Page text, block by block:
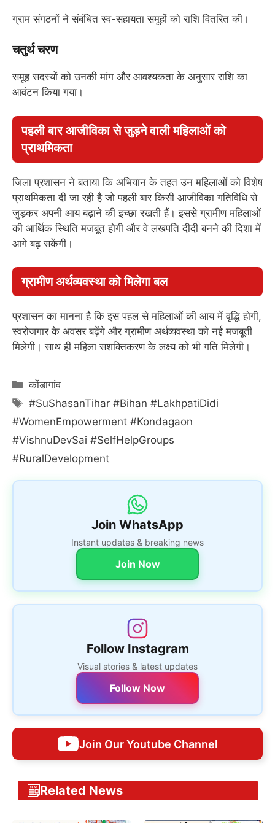
ग्राम संगठनों ने संबंधित स्व-सहायता समूहों को राशि वितरित की।
चतुर्थ चरण
समूह सदस्यों को उनकी मांग और आवश्यकता के अनुसार राशि का
आवंटन किया गया।
पहली बार आजीविका से जुड़ने वाली महिलाओं को
प्राथमिकता
जिला प्रशासन ने बताया कि अभियान के तहत उन महिलाओं को विशेष
प्राथमिकता दी जा रही है जो पहली बार किसी आजीविका गतिविधि से
जुड़कर अपनी आय बढ़ाने की इच्छा रखती हैं। इससे ग्रामीण महिलाओं
की आर्थिक स्थिति मजबूत होगी और वे लखपति दीदी बनने की दिशा में
आगे बढ़ सकेंगी।
ग्रामीण अर्थव्यवस्था को मिलेगा बल
प्रशासन का मानना है कि इस पहल से महिलाओं की आय में वृद्धि होगी,
स्वरोजगार के अवसर बढ़ेंगे और ग्रामीण अर्थव्यवस्था को नई मजबूती
मिलेगी। साथ ही महिला सशक्तिकरण के लक्ष्य को भी गति मिलेगी।
Categories
कोंडागांव
Tags
#SuShasanTihar #Bihan #LakhpatiDidi
#WomenEmpowerment #Kondagaon
#VishnuDevSai #SelfHelpGroups
#RuralDevelopment
Join WhatsApp
Instant updates & breaking news
Join Now
Follow Instagram
Visual stories & latest updates
Follow Now
Join Our Youtube Channel
Related News